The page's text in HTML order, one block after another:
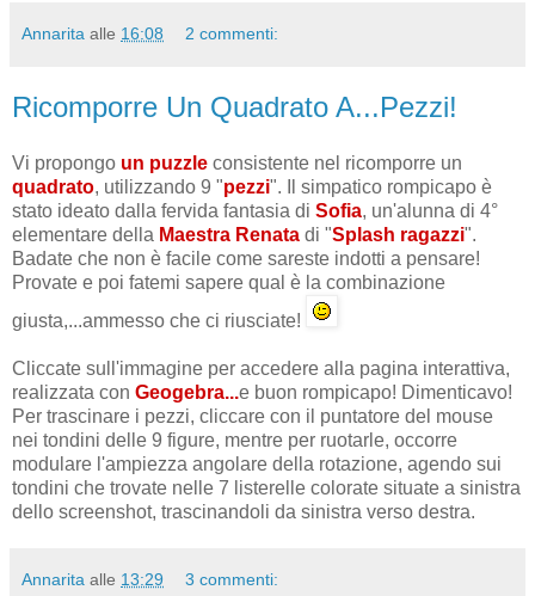
Annarita alle 16:08 2 commenti:
Ricomporre Un Quadrato A...Pezzi!
Vi propongo un puzzle consistente nel ricomporre un
quadrato, utilizzando 9 "pezzi". Il simpatico rompicapo è
stato ideato dalla fervida fantasia di Sofia, un'alunna di 4°
elementare della Maestra Renata di "Splash ragazzi".
Badate che non è facile come sareste indotti a pensare!
Provate e poi fatemi sapere qual è la combinazione
giusta,...ammesso che ci riusciate!
Cliccate sull'immagine per accedere alla pagina interattiva,
realizzata con Geogebra...e buon rompicapo! Dimenticavo!
Per trascinare i pezzi, cliccare con il puntatore del mouse
nei tondini delle 9 figure, mentre per ruotarle, occorre
modulare l'ampiezza angolare della rotazione, agendo sui
tondini che trovate nelle 7 listerelle colorate situate a sinistra
dello screenshot, trascinandoli da sinistra verso destra.
Annarita alle 13:29 3 commenti: